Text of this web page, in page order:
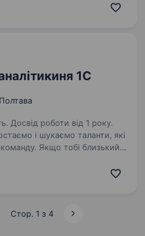
контроль
1С
Полтава
Досвід роботи від 1 року.
і шукаємо таланти, які
Якщо тобі близький
і давай знайомитись!
Стор. 1 з 4